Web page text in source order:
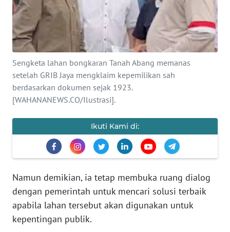
Sengketa lahan bongkaran Tanah Abang memanas
setelah GRIB Jaya mengklaim kepemilikan sah
berdasarkan dokumen sejak 1923.
[WAHANANEWS.CO/Ilustrasi].
Ikuti Kami di:
Namun demikian, ia tetap membuka ruang dialog
dengan pemerintah untuk mencari solusi terbaik
apabila lahan tersebut akan digunakan untuk
kepentingan publik.
INTERNASIONAL
SERBA-SERBI
PENDIDIKAN
OLAHRAGA
OPINI
EDITORIAL
Informasi
INDEKS
BERITA